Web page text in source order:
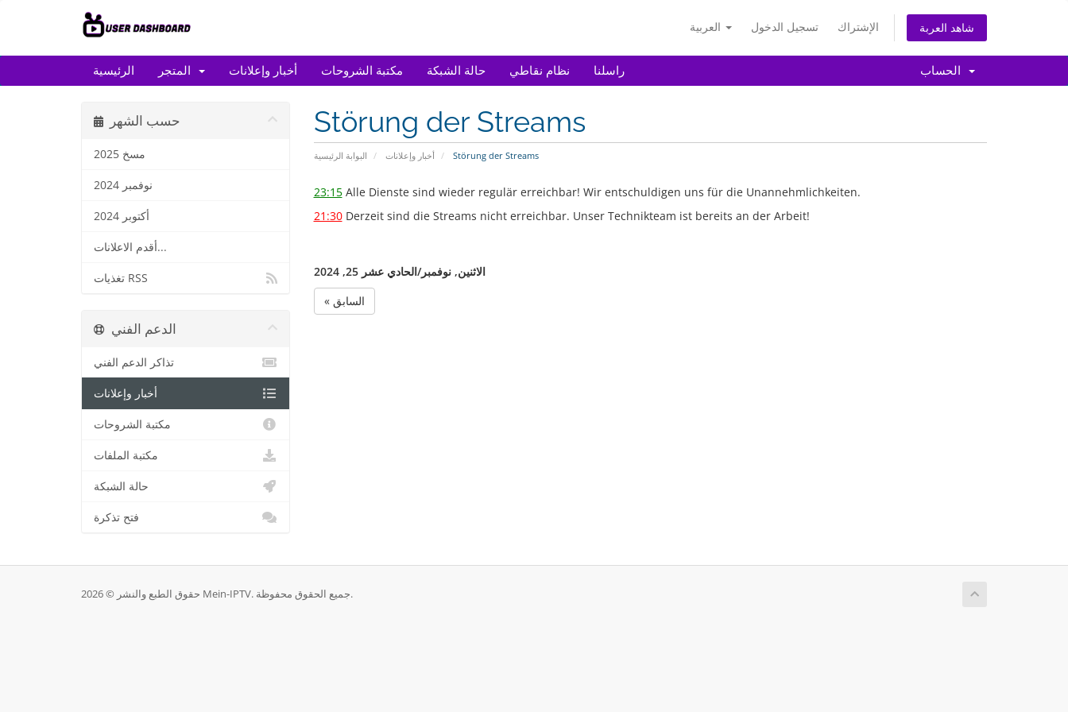
تسجيل الدخول الإشتراك شاهد العربة
الرئيسية أخبار وإعلانات مكتبة الشروحات حالة الشبكة نظام نقاطي راسلنا
Störung der Streams
البوابة الرئيسية أخبار وإعلانات Störung der Streams
حسب الشهر
مسخ 2025
نوفمبر 2024
أكتوبر 2024
أقدم الاعلانات...
تغذيات RSS
23:15Alle Dienste sind wieder regulär erreichbar! Wir entschuldigen uns für die Unannehmlichkeiten.
21:30Derzeit sind die Streams nicht erreichbar. Unser Technikteam ist bereits an der Arbeit!
الاثنين, نوفمبر/الحادي عشر 25, 2024
« السابق
الدعم الفني
تذاكر الدعم الفني
أخبار وإعلانات
مكتبة الشروحات
مكتبة الملفات
حالة الشبكة
فتح تذكرة
حقوق الطبع والنشر © 2026 Mein-IPTV. جميع الحقوق محفوظة.